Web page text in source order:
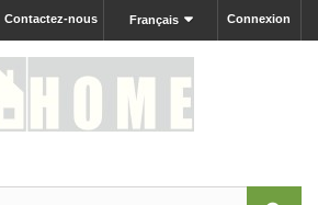
Connexion
Français
Contactez-nous